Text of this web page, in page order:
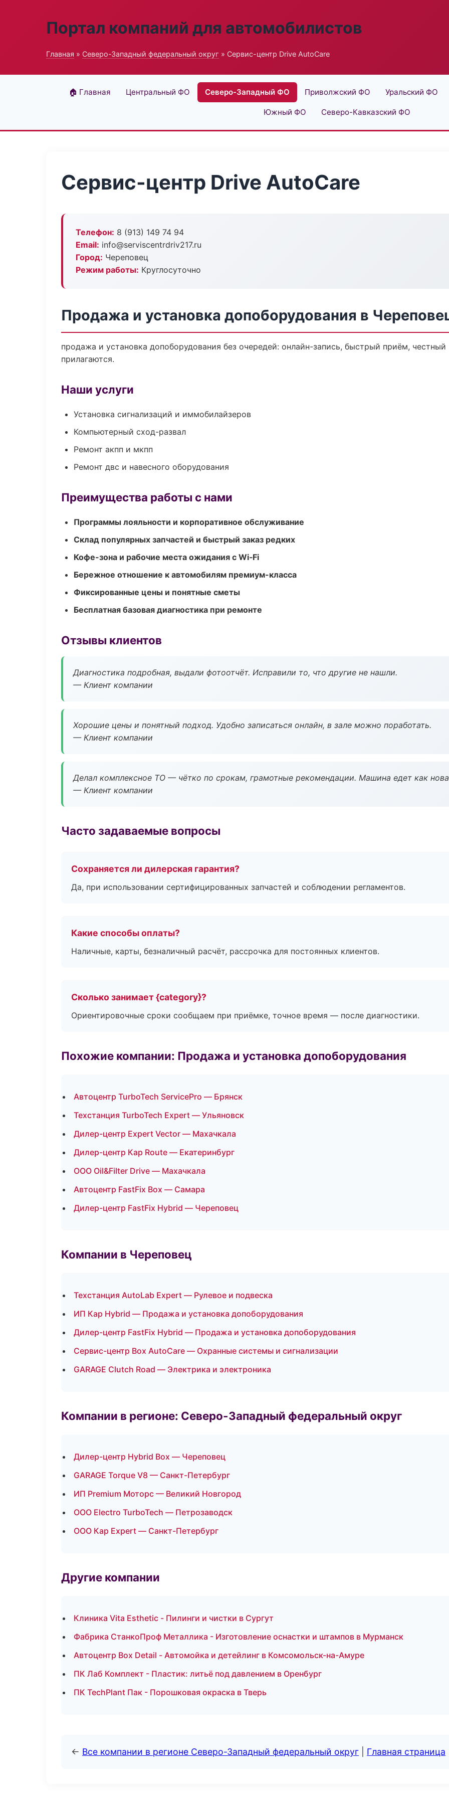
Портал компаний для автомобилистов
Главная » Северо-Западный федеральный округ » Сервис-центр Drive AutoCare
🏠 Главная Центральный ФО Северо-Западный ФО Приволжский ФО Уральский ФО
Южный ФО Северо-Кавказский ФО
Сервис-центр Drive AutoCare
Телефон: 8 (913) 149 74 94
Email: info@serviscentrdriv217.ru
Город: Череповец
Режим работы: Круглосуточно
Продажа и установка допоборудования в
продажа и установка допоборудования без очередей: онлайн-запись, быстрый приём, честный
прилагаются.
Наши услуги
Установка сигнализаций и иммобилайзеров
Компьютерный сход-развал
Ремонт акпп и мкпп
Ремонт двс и навесного оборудования
Преимущества работы с нами
Программы лояльности и корпоративное обслуживание
Склад популярных запчастей и быстрый заказ редких
Кофе-зона и рабочие места ожидания с Wi‑Fi
Бережное отношение к автомобилям премиум-класса
Фиксированные цены и понятные сметы
Бесплатная базовая диагностика при ремонте
Отзывы клиентов
Диагностика подробная, выдали фотоотчёт. Исправили то, что другие не нашли.
— Клиент компании
Хорошие цены и понятный подход. Удобно записаться онлайн, в зале можно поработать.
— Клиент компании
Делал комплексное ТО — чётко по срокам, грамотные рекомендации. Машина едет как
— Клиент компании
Часто задаваемые вопросы
Сохраняется ли дилерская гарантия?
Да, при использовании сертифицированных запчастей и соблюдении регламентов.
Какие способы оплаты?
Наличные, карты, безналичный расчёт, рассрочка для постоянных клиентов.
Сколько занимает {category}?
Ориентировочные сроки сообщаем при приёмке, точное время — после диагностики.
Похожие компании: Продажа и установка допоборудования
Автоцентр TurboTech ServicePro — Брянск
Техстанция TurboTech Expert — Ульяновск
Дилер-центр Expert Vector — Махачкала
Дилер-центр Кар Route — Екатеринбург
ООО Oil&Filter Drive — Махачкала
Автоцентр FastFix Box — Самара
Дилер-центр FastFix Hybrid — Череповец
Компании в Череповец
Техстанция AutoLab Expert — Рулевое и подвеска
ИП Кар Hybrid — Продажа и установка допоборудования
Дилер-центр FastFix Hybrid — Продажа и установка допоборудования
Сервис-центр Box AutoCare — Охранные системы и сигнализации
GARAGE Clutch Road — Электрика и электроника
Компании в регионе: Северо-Западный федеральный округ
Дилер-центр Hybrid Box — Череповец
GARAGE Torque V8 — Санкт-Петербург
ИП Premium Моторс — Великий Новгород
ООО Electro TurboTech — Петрозаводск
ООО Кар Expert — Санкт-Петербург
Другие компании
Клиника Vita Esthetic - Пилинги и чистки в Сургут
Фабрика СтанкоПроф Металлика - Изготовление оснастки и штампов в Мурманск
Автоцентр Box Detail - Автомойка и детейлинг в Комсомольск-на-Амуре
ПК Лаб Комплект - Пластик: литьё под давлением в Оренбург
ПК TechPlant Пак - Порошковая окраска в Тверь
← Все компании в регионе Северо-Западный федеральный округ Главная страница